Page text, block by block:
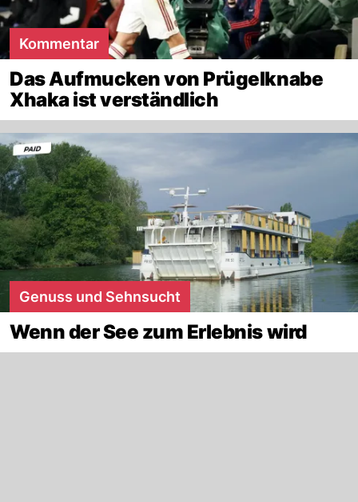
Kommentar
Das Aufmucken von Prügelknabe
Xhaka ist verständlich
Genuss und Sehnsucht
Wenn der See zum Erlebnis wird